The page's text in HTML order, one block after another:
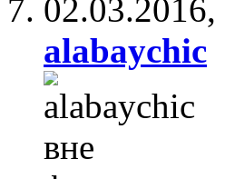
02.03.2016,
alabaychic